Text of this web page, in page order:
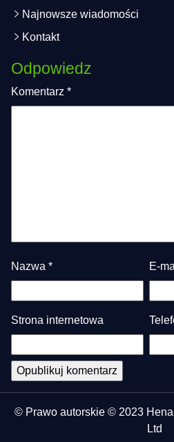
Najnowsze wiadomości
Kontakt
Odpowiedz
Komentarz *
Nazwa * E-
Strona internetowa
© Prawo autorskie © 2023
Ltd